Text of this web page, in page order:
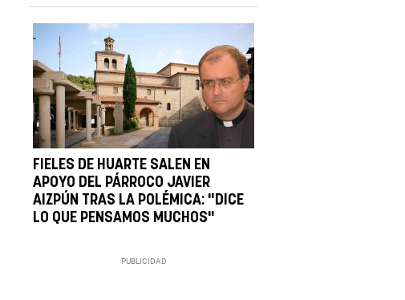
FIELES DE HUARTE SALEN EN
APOYO DEL PÁRROCO JAVIER
AIZPÚN TRAS LA POLÉMICA: "DICE
LO QUE PENSAMOS MUCHOS"